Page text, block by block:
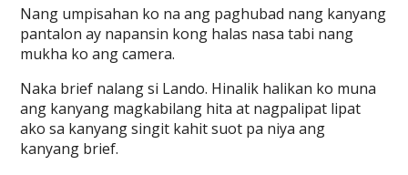
Nang umpisahan ko na ang paghubad nang kanyang
pantalon ay napansin kong halas nasa tabi nang
mukha ko ang camera.
Naka brief nalang si Lando. Hinalik halikan ko muna
ang kanyang magkabilang hita at nagpalipat lipat
ako sa kanyang singit kahit suot pa niya ang
kanyang brief.